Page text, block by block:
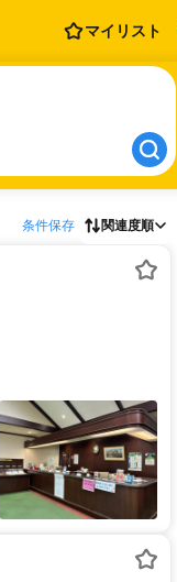
マイリスト
条件保存 関連度順